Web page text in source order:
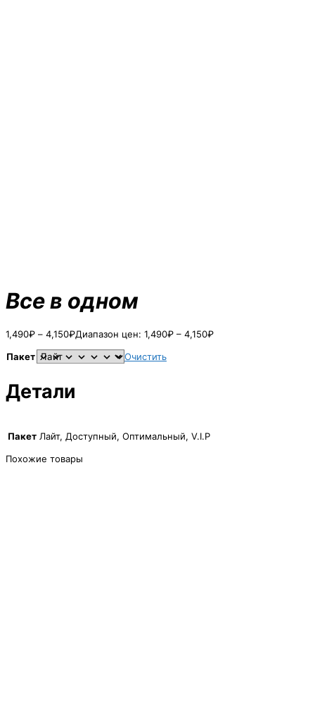
Все в одном
1,490₽ – 4,150₽Диапазон цен: 1,490₽ – 4,150₽
Пакет
Очистить
Детали
Пакет Лайт, Доступный, Оптимальный, V.I.P
Похожие товары